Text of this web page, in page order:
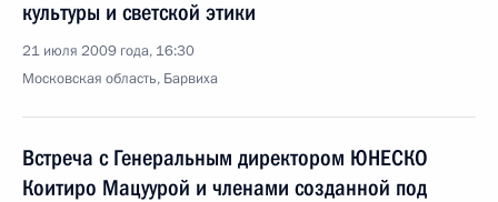
культуры и светской этики
21 июля 2009 года, 16:30
Московская область, Барвиха
Встреча с Генеральным директором ЮНЕСКО
Коитиро Мацуурой и членами созданной под